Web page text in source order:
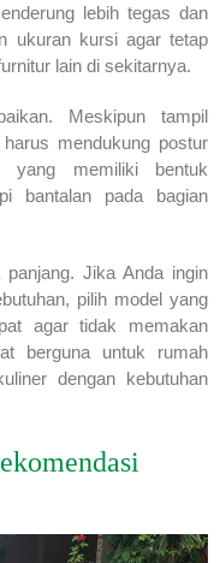
lebih tegas dan
ukuran kursi agar tetap
lain di sekitarnya.
Meskipun tampil
mendukung postur
yang memiliki bentuk
bantalan pada bagian
panjang. Jika Anda ingin
pilih model yang
agar tidak memakan
berguna untuk rumah
dengan kebutuhan